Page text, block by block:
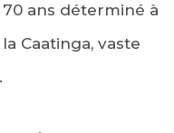
ans déterminé à
Caatinga, vaste